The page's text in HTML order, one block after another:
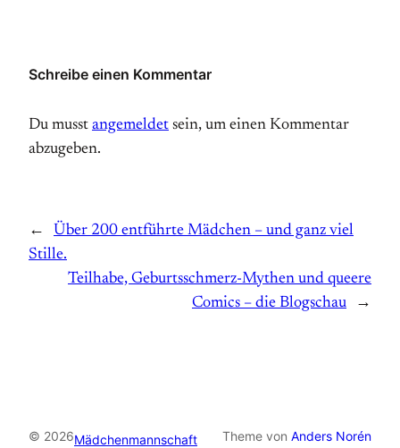
Schreibe einen Kommentar
Du musst angemeldet sein, um einen Kommentar
abzugeben.
←
Über 200 entführte Mädchen – und ganz viel
Stille.
Teilhabe, Geburtsschmerz-Mythen und queere
Comics – die Blogschau
→
© 2026Mädchenmannschaft Theme von Anders Norén